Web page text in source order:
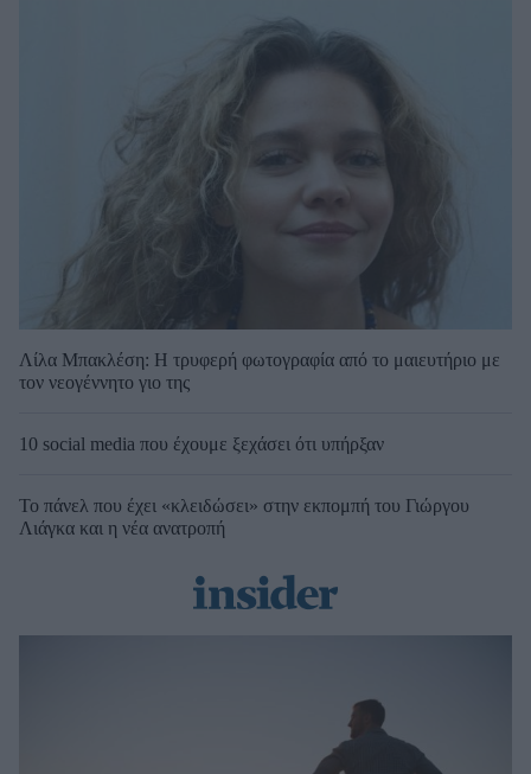
Λίλα Μπακλέση: Η τρυφερή φωτογραφία από το μαιευτήριο με
τον νεογέννητο γιο της
10 social media που έχουμε ξεχάσει ότι υπήρξαν
Το πάνελ που έχει «κλειδώσει» στην εκπομπή του Γιώργου
Λιάγκα και η νέα ανατροπή